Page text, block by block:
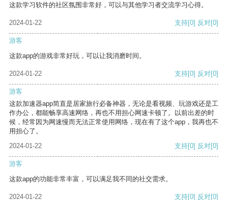
这款学习软件的社区氛围非常好，可以与其他学习者交流学习心得。
2024-01-22 支持[0] 反对[0]
游客
这款app的游戏非常好玩，可以让我消磨时间。
2024-01-22 支持[0] 反对[0]
游客
这款加速器app简直是居家旅行必备神器，无论是看视频、玩游戏还是工
作办公，都能畅享高速网络，再也不用担心网速卡顿了。以前出差的时
候，经常因为网速慢而无法正常使用网络，现在有了这个app，我再也不
用担心了。
2024-01-22
支持[0] 反对[0]
游客
这款app的功能非常丰富，可以满足我不同的社交需求。
2024-01-22 支持[0] 反对[0]